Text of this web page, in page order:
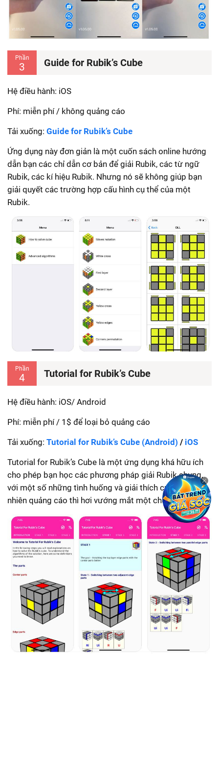
Phần
3 Guide for Rubik’s Cube
Hệ điều hành: iOS
Phí: miễn phí / không quảng cáo
Tải xuống: Guide for Rubik’s Cube
Ứng dụng này đơn giản là một cuốn sách online hướng
dẫn bạn các chỉ dẫn cơ bản để giải Rubik, các từ ngữ
Rubik, các kí hiệu Rubik. Nhưng nó sẽ không giúp bạn
giải quyết các trường hợp cấu hình cụ thể của một
Rubik.
Phần
4 Tutorial for Rubik’s Cube
Hệ điều hành: iOS/ Android
Phí: miễn phí / 1$ để loại bỏ quảng cáo
Tải xuống: Tutorial for Rubik’s Cube (Android) / iOS
Tutorial for Rubik’s Cube là một ứng dụng khá hữu ích
cho phép bạn học các phương pháp giải Rubik chung,
với một số những tình huống và giải thích cụ thể. Tuy
nhiên quảng cáo thì hơi vướng mắt một chút.